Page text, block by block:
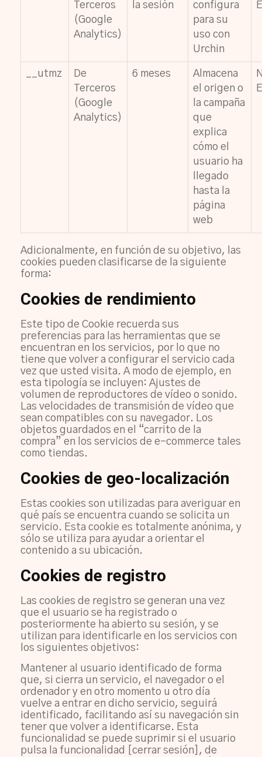
Terceros
(Google
Analytics)
la sesión
configura
para su
uso con
Urchin
__utmz
De
Terceros
(Google
Analytics)
6 meses
Almacena
el origen o
la campaña
que
explica
cómo el
usuario ha
llegado
hasta la
página
web
Adicionalmente, en función de su objetivo, las
cookies pueden clasificarse de la siguiente
forma:
Cookies de rendimiento
Este tipo de Cookie recuerda sus
preferencias para las herramientas que se
encuentran en los servicios, por lo que no
tiene que volver a configurar el servicio cada
vez que usted visita. A modo de ejemplo, en
esta tipología se incluyen: Ajustes de
volumen de reproductores de vídeo o sonido.
Las velocidades de transmisión de vídeo que
sean compatibles con su navegador. Los
objetos guardados en el “carrito de la
compra” en los servicios de e-commerce tales
como tiendas.
Cookies de geo-localización
Estas cookies son utilizadas para averiguar en
qué país se encuentra cuando se solicita un
servicio. Esta cookie es totalmente anónima, y
sólo se utiliza para ayudar a orientar el
contenido a su ubicación.
Cookies de registro
Las cookies de registro se generan una vez
que el usuario se ha registrado o
posteriormente ha abierto su sesión, y se
utilizan para identificarle en los servicios con
los siguientes objetivos:
Mantener al usuario identificado de forma
que, si cierra un servicio, el navegador o el
ordenador y en otro momento u otro día
vuelve a entrar en dicho servicio, seguirá
identificado, facilitando así su navegación sin
tener que volver a identificarse. Esta
funcionalidad se puede suprimir si el usuario
pulsa la funcionalidad [cerrar sesión], de